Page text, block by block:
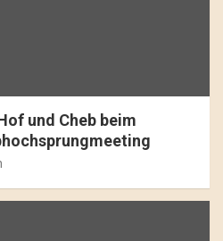
und Cheb beim